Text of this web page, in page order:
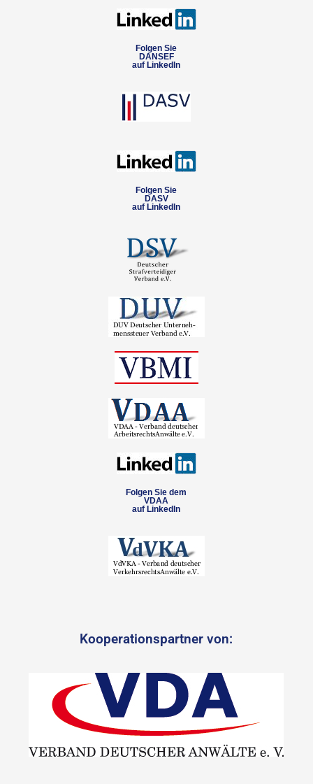
Folgen Sie
DANSEF
auf LinkedIn
Folgen Sie
DASV
auf LinkedIn
Folgen Sie dem
VDAA
auf LinkedIn
Kooperationspartner von: